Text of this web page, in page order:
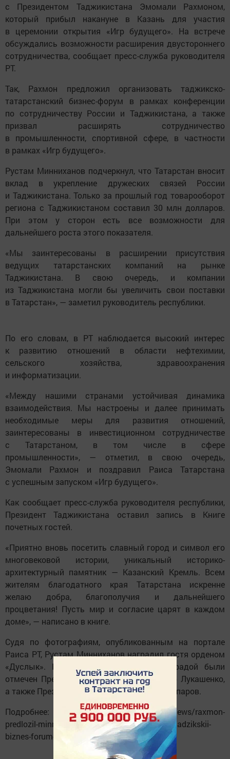
с Президентом Таджикистана Эмомали Рахмоном,
который прибыл накануне в Казань для участия
в церемонии открытия «Игр будущего». На встрече
обсуждались возможности расширения двустороннего
сотрудничества, сообщает пресс-служба руководителя
РТ.
Так, Рахмон предложил организовать таджикско-
татарстанский бизнес-форум в рамках конференции
по сотрудничеству России и Таджикистана, а также
призвал расширять сотрудничество
в промышленности, спортивной сфере, в частности
в рамках «Игр будущего».
Рустам Минниханов подчеркнул, что Татарстан вносит
вклад в укрепление дружеских связей России
и Таджикистана. Только за прошлый год товарооборот
региона с Таджикистаном составил 30 млн долларов.
При этом у сторон есть все возможности для
дальнейшего роста этого показателя.
«Мы заинтересованы в расширении присутствия
ведущих татарстанских компаний на рынке
Таджикистана. В свою очередь, и компании
из Таджикистана могли бы увеличить свои поставки
в Татарстан», — заметил руководитель республики.
По его словам, в РТ наблюдается высокий интерес
к развитию отношений в области нефтехимии,
сельского хозяйства, здравоохранения
и информатизации.
«Между нашими странами устойчивая динамика
взаимодействия. Мы настроены и далее принимать
необходимые меры для развития отношений,
заинтересованы в инвестиционном сотрудничестве
с Татарстаном, в том числе в сфере
промышленности», — отметил, в свою очередь,
Эмомали Рахмон и поздравил Раиса Татарстана
с успешным запуском «Игр будущего».
Как сообщает пресс-служба руководителя республики,
Президент Таджикистана оставил запись в Книге
почетных гостей.
«Приятно вновь посетить славный город и символ его
многовековой истории, уникальный историко-
архитектурный памятник — Казанский Кремль. Всем
жителям благодатного края Татарстана искренне
желаю добра, благополучия и дальнейшего
процветания! Пусть мир и согласие царят в каждом
доме», — написано в книге.
Судя по фотографиям, опубликованным на портале
Раиса РТ, Рустам Минниханов наградил гостя орденом
«Дуслык». Напомним, что накануне наградой были
отмечен Президент Белоруссии Александр Лукашенко,
а также Президент Кыргызстана Садыр Жапаров.
Подробнее: https://www. tatar-inform. ru/news/raxmon-
predlozil-minnixanovu-organizovat-tatarstano-tadzikskii-
biznes-forum-5936731